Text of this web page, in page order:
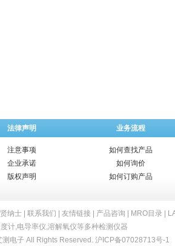
法律声明 业务流程
注意事项
企业承诺
版权声明
如何查找产品
如何询价
如何订购产品
纳士| 联系我们 友情链接| 产品咨询 MRO目录|
计,电导率仪,溶解氧仪等多种检测仪器
电子 All Rights Reserved. 沪ICP备07028713号-1